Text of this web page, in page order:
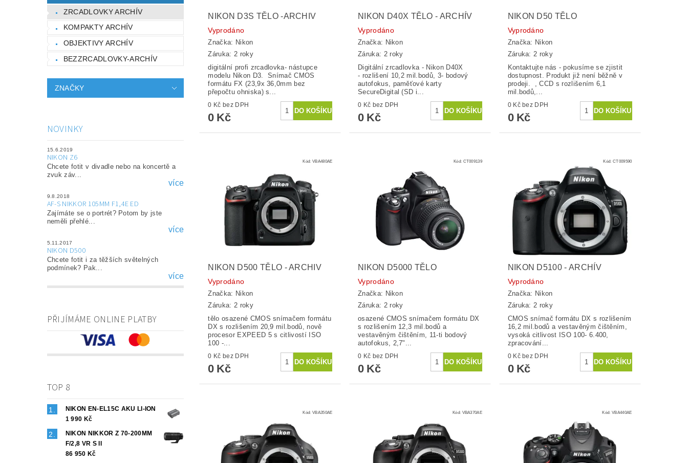
ZRCADLOVKY ARCHÍV
KOMPAKTY ARCHÍV
OBJEKTIVY ARCHÍV
BEZZRCADLOVKY-ARCHÍV
ZNAČKY
NOVINKY
15.6.2019
NIKON Z6
Chcete fotit v divadle nebo na koncertě a
zvuk záv...
více
9.8.2018
AF-S NIKKOR 105MM F1,4E ED
Zajímáte se o portrét? Potom by jste
neměli přehlé...
více
5.11.2017
NIKON D500
Chcete fotit i za těžších světelných
podmínek? Pak...
více
PŘIJÍMÁME ONLINE PLATBY
TOP 8
NIKON EN-EL15C AKU LI-ION
1 990 Kč
NIKON NIKKOR Z 70-200MM
F/2,8 VR S II
86 950 Kč
NIKON D3S TĚLO -ARCHIV
Vyprodáno
Značka: Nikon
Záruka: 2 roky
digitální profi zrcadlovka- nástupce
modelu Nikon D3. Snímač CMOS
formátu FX (23,9x 36,0mm bez
přepočtu ohniska) s...
0 Kč bez DPH
0 Kč
NIKON D40X TĚLO - ARCHÍV
Vyprodáno
Značka: Nikon
Záruka: 2 roky
Digitální zrcadlovka - Nikon D40X
- rozlišení 10,2 mil.bodů, 3- bodový
autofokus, paměťové karty
SecureDigital (SD i...
0 Kč bez DPH
0 Kč
NIKON D50 TĚLO
Vyprodáno
Značka: Nikon
Záruka: 2 roky
Kontaktujte nás - pokusíme se zjistit
dostupnost. Produkt již není běžně v
prodeji. , CCD s rozlišením 6,1
mil.bodů,...
0 Kč bez DPH
0 Kč
Kód: VBA480AE
NIKON D500 TĚLO - ARCHIV
Vyprodáno
Značka: Nikon
Záruka: 2 roky
tělo osazené CMOS snímačem formátu
DX s rozlišením 20,9 mil.bodů, nově
procesor EXPEED 5 s citlivostí ISO
100 -...
0 Kč bez DPH
0 Kč
Kód: CT009139
NIKON D5000 TĚLO
Vyprodáno
Značka: Nikon
Záruka: 2 roky
osazené CMOS snímačem formátu DX
s rozlišením 12,3 mil.bodů a
vestavěným čištěním, 11-ti bodový
autofokus, 2,7"...
0 Kč bez DPH
0 Kč
Kód:CT009590
NIKON D5100 - ARCHÍV
Vyprodáno
Značka: Nikon
Záruka: 2 roky
CMOS snímač formátu DX s rozlišením
16,2 mil.bodů a vestavěným čištěním,
vysoká citlivost ISO 100- 6.400,
zpracování...
0 Kč bez DPH
0 Kč
Kód: VBA350AE Kód: VBA370AE Kód:VBA440AE